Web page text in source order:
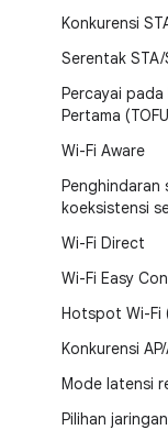
Konkurensi
Serentak STA/
Percayai pada
Pertama
Wi-Fi Aware
Penghindaran
koeksistensi
Wi-Fi Direct
Wi-Fi Easy
Hotspot Wi-Fi
Konkurensi AP/
Mode latensi
Pilihan